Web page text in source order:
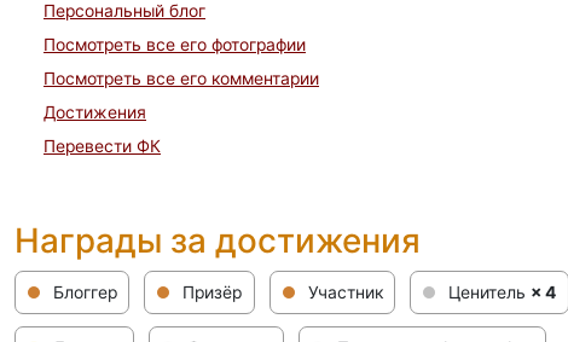
Персональный блог
Посмотреть все его фотографии
Посмотреть все его комментарии
Достижения
Перевести ФК
Награды за достижения
Блоггер Призёр Участник Ценитель × 4